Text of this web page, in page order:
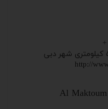
فرودگاه بین‌‌المللی آل مکتوم | Al Maktoum